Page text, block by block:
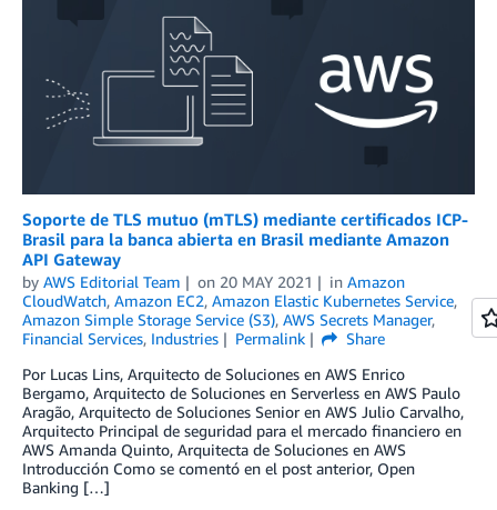
Soporte de TLS mutuo (mTLS) mediante certificados ICP-
Brasil para la banca abierta en Brasil mediante Amazon
API Gateway
by AWS Editorial Team on 20 MAY 2021 in Amazon
CloudWatch, Amazon EC2, Amazon Elastic Kubernetes Service,
Amazon Simple Storage Service (S3), AWS Secrets Manager,
Financial Services, Industries Permalink
Share
Por Lucas Lins, Arquitecto de Soluciones en AWS Enrico
Bergamo, Arquitecto de Soluciones en Serverless en AWS Paulo
Aragão, Arquitecto de Soluciones Senior en AWS Julio Carvalho,
Arquitecto Principal de seguridad para el mercado financiero en
AWS Amanda Quinto, Arquitecta de Soluciones en AWS
Introducción Como se comentó en el post anterior, Open
Banking […]